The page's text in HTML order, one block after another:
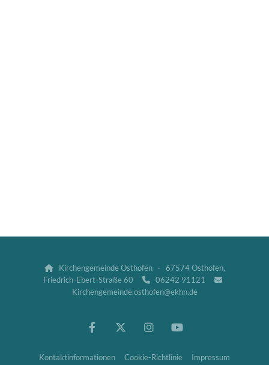
Kirchengemeinde Osthofen · 67574 Osthofen,
Friedrich-Ebert-Straße 60
 06242 91121 
Kirchengemeinde.osthofen@ekhn.de
Kontaktinformationen Cookie-Richtlinie Impressum